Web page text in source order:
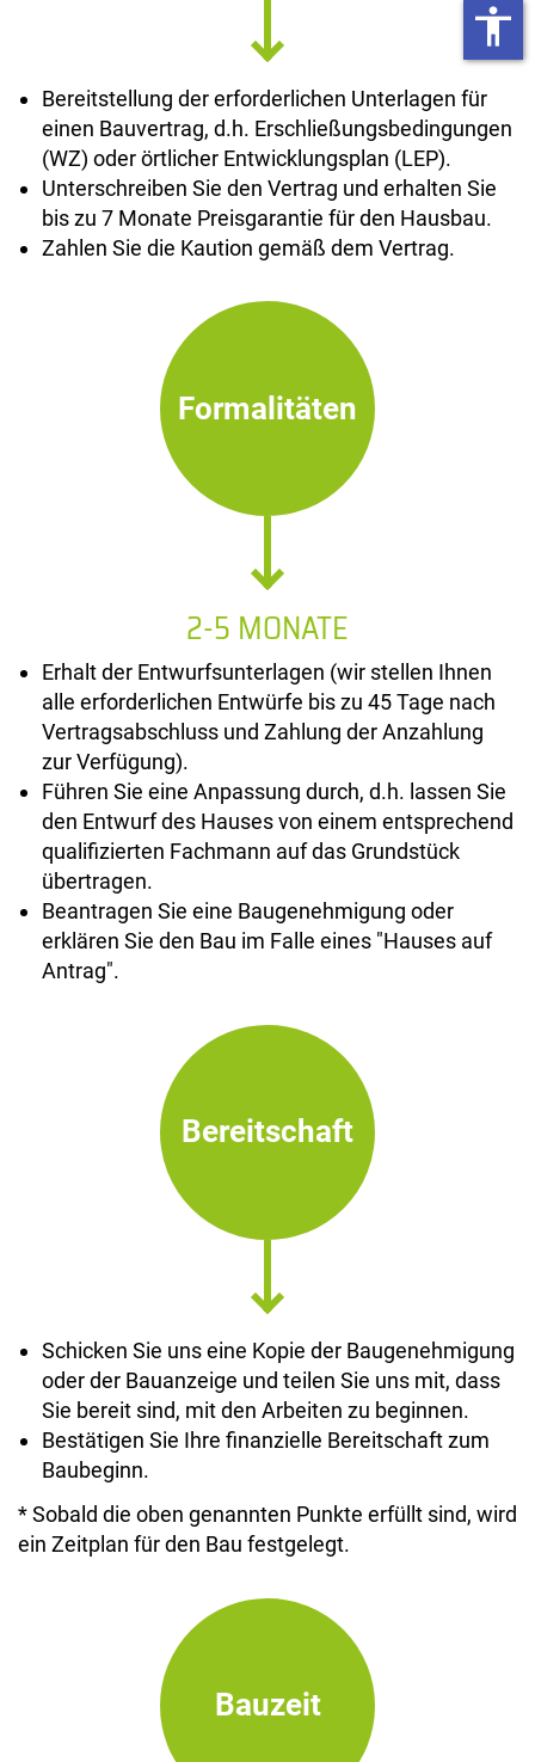
Bereitstellung der erforderlichen Unterlagen für
einen Bauvertrag, d.h. Erschließungsbedingungen
(WZ) oder örtlicher Entwicklungsplan (LEP).
Unterschreiben Sie den Vertrag und erhalten Sie
bis zu 7 Monate Preisgarantie für den Hausbau.
Zahlen Sie die Kaution gemäß dem Vertrag.
Formalitäten
2-5 MONATE
Erhalt der Entwurfsunterlagen (wir stellen Ihnen
alle erforderlichen Entwürfe bis zu 45 Tage nach
Vertragsabschluss und Zahlung der Anzahlung
zur Verfügung).
Führen Sie eine Anpassung durch, d.h. lassen Sie
den Entwurf des Hauses von einem entsprechend
qualifizierten Fachmann auf das Grundstück
übertragen.
Beantragen Sie eine Baugenehmigung oder
erklären Sie den Bau im Falle eines "Hauses auf
Antrag".
Bereitschaft
Schicken Sie uns eine Kopie der Baugenehmigung
oder der Bauanzeige und teilen Sie uns mit, dass
Sie bereit sind, mit den Arbeiten zu beginnen.
Bestätigen Sie Ihre finanzielle Bereitschaft zum
Baubeginn.
* Sobald die oben genannten Punkte erfüllt sind, wird
ein Zeitplan für den Bau festgelegt.
Bauzeit
accessibility